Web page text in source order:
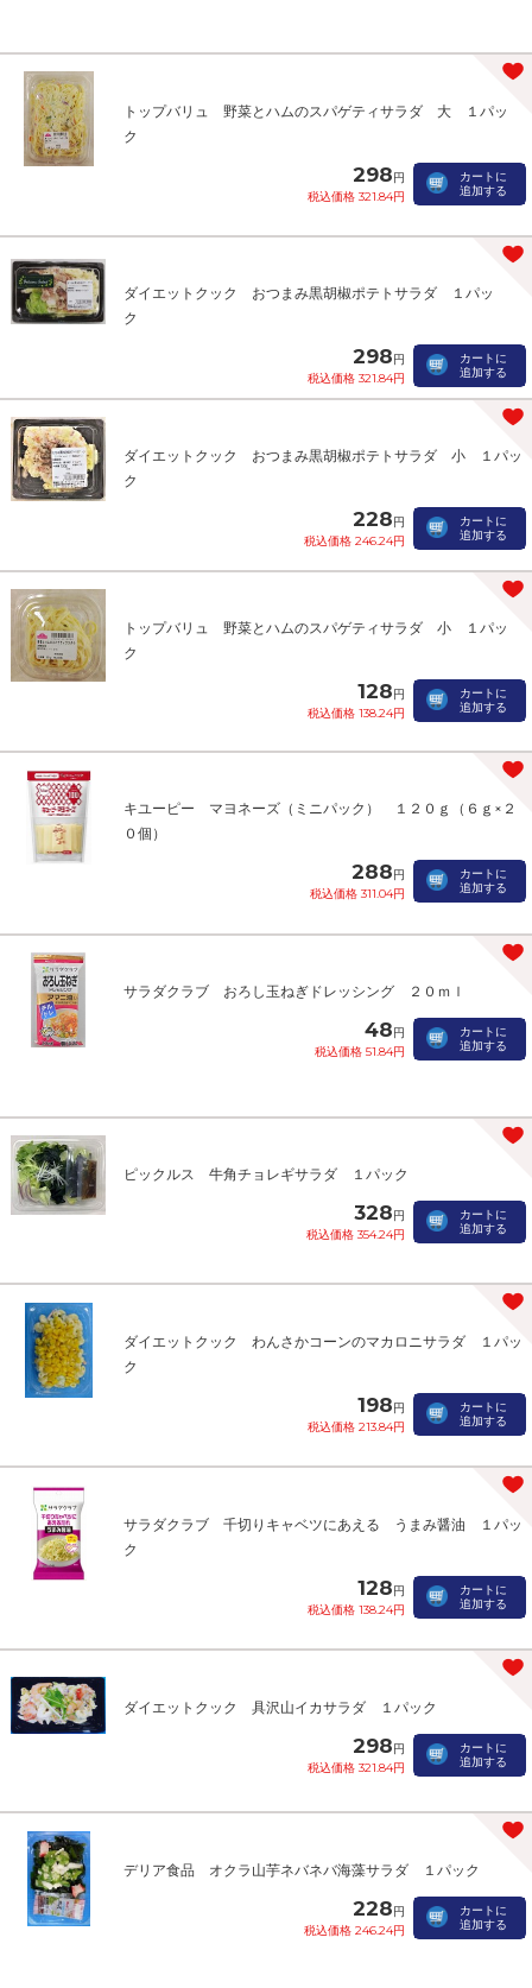
トップバリュ 野菜とハムのスパゲティサラダ 大 １パッ
ク
298円
税込価格 321.84円
カートに
追加する
ダイエットクック おつまみ黒胡椒ポテトサラダ １パッ
ク
298円
税込価格 321.84円
カートに
追加する
ダイエットクック おつまみ黒胡椒ポテトサラダ 小 １パッ
ク
228円
税込価格 246.24円
カートに
追加する
トップバリュ 野菜とハムのスパゲティサラダ 小 １パッ
ク
128円
税込価格 138.24円
カートに
追加する
キユーピー マヨネーズ（ミニパック） １２０ｇ（６ｇ×２
０個）
288円
税込価格 311.04円
カートに
追加する
サラダクラブ おろし玉ねぎドレッシング ２０ｍｌ
48円
税込価格 51.84円
カートに
追加する
ピックルス 牛角チョレギサラダ １パック
328円
税込価格 354.24円
カートに
追加する
ダイエットクック わんさかコーンのマカロニサラダ １パッ
ク
198円
税込価格 213.84円
カートに
追加する
サラダクラブ 千切りキャベツにあえる うまみ醤油 １パッ
ク
128円
税込価格 138.24円
カートに
追加する
ダイエットクック 具沢山イカサラダ １パック
298円
税込価格 321.84円
カートに
追加する
デリア食品 オクラ山芋ネバネバ海藻サラダ １パック
228円
税込価格 246.24円
カートに
追加する